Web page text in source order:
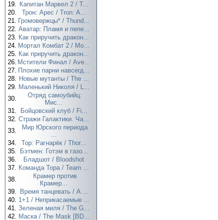
19. Капитан Марвел 2 / T...
20.
Трон: Арес / Tron: A...
21. Громовержцы* / Thund...
22. Аватар: Пламя и пепе...
23. Как приручить дракон...
24. Мортал Комбат 2 / Mo...
25. Как приручить дракон...
26. Мстители Финал / Ave...
27. Плохие парни навсегд...
28. Новые мутанты / The ...
29. Маленький Николя / L...
30.
Отряд самоубийц:
Мис...
31.
Бойцовский клуб / Fi...
32. Стражи Галактики. Ча...
33.
Мир Юрского периода
...
34.
Тор: Рагнарёк / Thor...
35.
Бэтмен: Готэм в газо...
36.
Бладшот / Bloodshot
37. Команда Тора / Team ...
38.
Крамер против
Крамер...
39.
Время танцевать / A ...
40. 1+1 / Неприкасаемые ...
41. Зеленая миля / The G...
42. Маска / The Mask [BD...